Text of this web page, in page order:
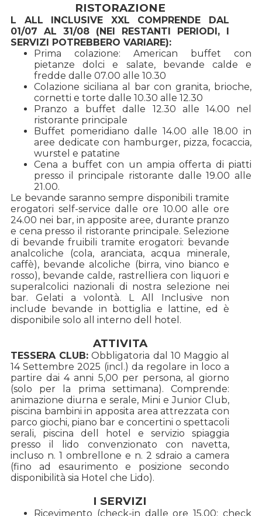
RISTORAZIONE
L ALL INCLUSIVE XXL COMPRENDE DAL
01/07 AL 31/08 (NEI RESTANTI PERIODI, I
SERVIZI POTREBBERO VARIARE):
Prima colazione: American buffet con
pietanze dolci e salate, bevande calde e
fredde dalle 07.00 alle 10.30
Colazione siciliana al bar con granita, brioche,
cornetti e torte dalle 10.30 alle 12.30
Pranzo a buffet dalle 12.30 alle 14.00 nel
ristorante principale
Buffet pomeridiano dalle 14.00 alle 18.00 in
aree dedicate con hamburger, pizza, focaccia,
wurstel e patatine
Cena a buffet con un ampia offerta di piatti
presso il principale ristorante dalle 19.00 alle
21.00.
Le bevande saranno sempre disponibili tramite
erogatori self-service dalle ore 10.00 alle ore
24.00 nei bar, in apposite aree, durante pranzo
e cena presso il ristorante principale. Selezione
di bevande fruibili tramite erogatori: bevande
analcoliche (cola, aranciata, acqua minerale,
caffè), bevande alcoliche (birra, vino bianco e
rosso), bevande calde, rastrelliera con liquori e
superalcolici nazionali di nostra selezione nei
bar. Gelati a volontà. L All Inclusive non
include bevande in bottiglia e lattine, ed è
disponibile solo all interno dell hotel.
ATTIVITA
TESSERA CLUB: Obbligatoria dal 10 Maggio al
14 Settembre 2025 (incl.) da regolare in loco a
partire dai 4 anni 5,00 per persona, al giorno
(solo per la prima settimana). Comprende:
animazione diurna e serale, Mini e Junior Club,
piscina bambini in apposita area attrezzata con
parco giochi, piano bar e concertini o spettacoli
serali, piscina dell hotel e servizio spiaggia
presso il lido convenzionato con navetta,
incluso n. 1 ombrellone e n. 2 sdraio a camera
(fino ad esaurimento e posizione secondo
disponibilità sia Hotel che Lido).
I SERVIZI
Ricevimento (check-in dalle ore 15.00; check